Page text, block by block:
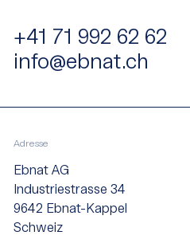
+41 71 992 62 62
info@ebnat.ch
Adresse
Ebnat AG
Industriestrasse 34
9642 Ebnat-Kappel
Schweiz